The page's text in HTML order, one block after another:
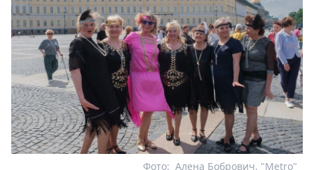
Алена Бобрович, "Metro"
Фото: